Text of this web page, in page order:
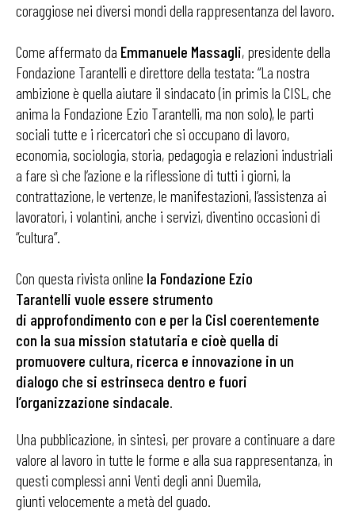
coraggiose nei diversi mondi della rappresentanza del lavoro.
Come affermato da Emmanuele Massagli, presidente della
Fondazione Tarantelli e direttore della testata: “La nostra
ambizione è quella aiutare il sindacato (in primis la CISL, che
anima la Fondazione Ezio Tarantelli, ma non solo), le parti
sociali tutte e i ricercatori che si occupano di lavoro,
economia, sociologia, storia, pedagogia e relazioni industriali
a fare sì che l’azione e la riflessione di tutti i giorni, la
contrattazione, le vertenze, le manifestazioni, l’assistenza ai
lavoratori, i volantini, anche i servizi, diventino occasioni di
“cultura”.
Con questa rivista online la Fondazione Ezio
Tarantelli vuole essere strumento
di approfondimento con e per la Cisl coerentemente
con la sua mission statutaria e cioè quella di
promuovere cultura, ricerca e innovazione in un
dialogo che si estrinseca dentro e fuori
l’organizzazione sindacale.
Una pubblicazione, in sintesi, per provare a continuare a dare
valore al lavoro in tutte le forme e alla sua rappresentanza, in
questi complessi anni Venti degli anni Duemila,
giunti velocemente a metà del guado.